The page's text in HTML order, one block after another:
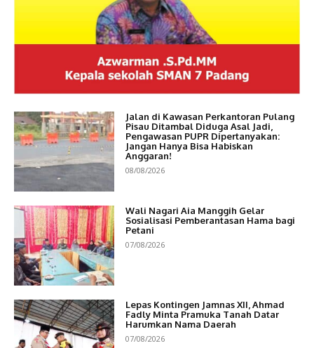
Jalan di Kawasan Perkantoran Pulang
Pisau Ditambal Diduga Asal Jadi,
Pengawasan PUPR Dipertanyakan:
Jangan Hanya Bisa Habiskan
Anggaran!
08/08/2026
Wali Nagari Aia Manggih Gelar
Sosialisasi Pemberantasan Hama bagi
Petani
07/08/2026
Lepas Kontingen Jamnas XII, Ahmad
Fadly Minta Pramuka Tanah Datar
Harumkan Nama Daerah
07/08/2026